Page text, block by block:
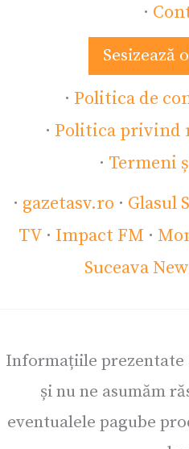
·
Sesizează
· Politica de
· Politica privind
· Termeni
· gazetasv.ro · Glasul
TV · Impact FM ·
Suceava
Informațiile
și nu ne asumăm
eventualele pagube